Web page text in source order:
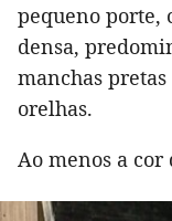
pequeno porte,
densa,
manchas
orelhas.
Ao menos a cor